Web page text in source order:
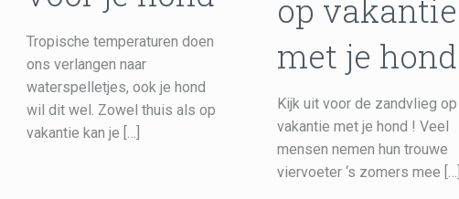
Tropische temperaturen doen
ons verlangen naar
waterspelletjes, ook je hond
wil dit wel. Zowel thuis als op
vakantie kan je […]
op vakantie
met je hond
Kijk uit voor de zandvlieg op
vakantie met je hond ! Veel
mensen nemen hun trouwe
viervoeter ‘s zomers mee